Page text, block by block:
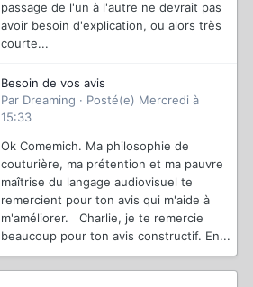
passage de l'un à l'autre ne devrait pas
avoir besoin d'explication, ou alors très
courte...
Besoin de vos avis
Par Dreaming · Posté(e) Mercredi à
15:33
Ok Comemich. Ma philosophie de
couturière, ma prétention et ma pauvre
maîtrise du langage audiovisuel te
remercient pour ton avis qui m'aide à
m'améliorer. Charlie, je te remercie
beaucoup pour ton avis constructif. En...